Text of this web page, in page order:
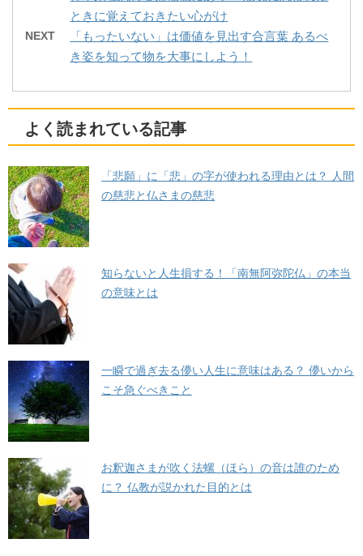
ときに覚えておきたい心がけ
NEXT
「もったいない」は価値を見出す合言葉 あるべ
き姿を知って物を大事にしよう！
よく読まれている記事
「悲願」に「悲」の字が使われる理由とは？ 人間
の慈悲と仏さまの慈悲
知らないと人生損する！「南無阿弥陀仏」の本当
の意味とは
一瞬で過ぎ去る儚い人生に意味はある？ 儚いから
こそ急ぐべきこと
お釈迦さまが吹く法螺（ほら）の音は誰のため
に？ 仏教が説かれた目的とは